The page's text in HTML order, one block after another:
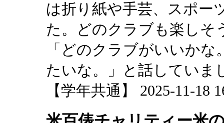
は折り紙や手芸、スポー
た。どのクラブも楽しそ
「どのクラブがいいか
たいな。」と話していま
【学年共通】 2025-11-18